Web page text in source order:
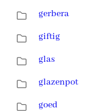
gerbera
giftig
glas
glazenpot
goed